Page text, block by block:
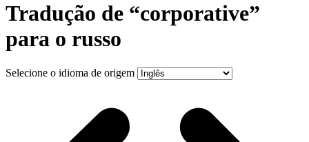
Tradução de “corporative”
para o russo
Selecione o idioma de origem